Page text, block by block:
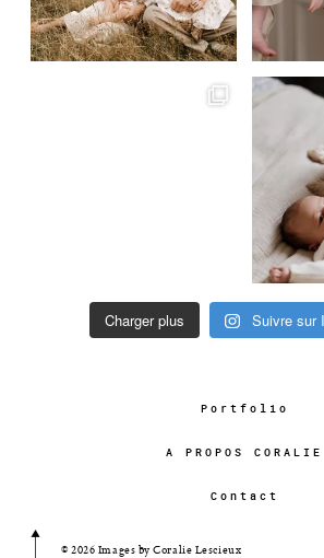
Charger plus Suivre sur
Portfolio
A PROPOS CORALIE
Contact
© 2026 Images by Coralie Lescieux